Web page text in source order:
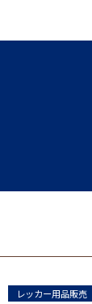
レッカー用品販売